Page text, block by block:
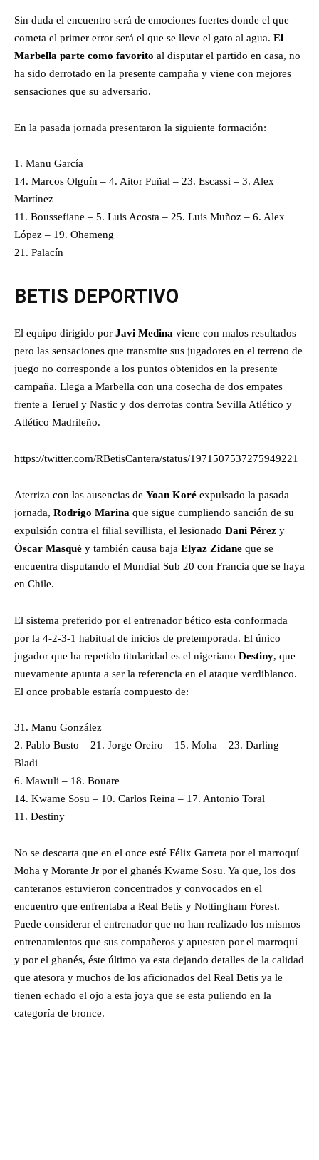
Sin duda el encuentro será de emociones fuertes donde el que
cometa el primer error será el que se lleve el gato al agua. El
Marbella parte como favorito al disputar el partido en casa, no
ha sido derrotado en la presente campaña y viene con mejores
sensaciones que su adversario.
En la pasada jornada presentaron la siguiente formación:
1. Manu García
14. Marcos Olguín – 4. Aitor Puñal – 23. Escassi – 3. Alex
Martínez
11. Boussefiane – 5. Luis Acosta – 25. Luis Muñoz – 6. Alex
López – 19. Ohemeng
21. Palacín
BETIS DEPORTIVO
El equipo dirigido por Javi Medina viene con malos resultados
pero las sensaciones que transmite sus jugadores en el terreno de
juego no corresponde a los puntos obtenidos en la presente
campaña. Llega a Marbella con una cosecha de dos empates
frente a Teruel y Nastic y dos derrotas contra Sevilla Atlético y
Atlético Madrileño.
https://twitter.com/RBetisCantera/status/1971507537275949221
Aterriza con las ausencias de Yoan Koré expulsado la pasada
jornada, Rodrigo Marina que sigue cumpliendo sanción de su
expulsión contra el filial sevillista, el lesionado Dani Pérez y
Óscar Masqué y también causa baja Elyaz Zidane que se
encuentra disputando el Mundial Sub 20 con Francia que se haya
en Chile.
El sistema preferido por el entrenador bético esta conformada
por la 4-2-3-1 habitual de inicios de pretemporada. El único
jugador que ha repetido titularidad es el nigeriano Destiny, que
nuevamente apunta a ser la referencia en el ataque verdiblanco.
El once probable estaría compuesto de:
31. Manu González
2. Pablo Busto – 21. Jorge Oreiro – 15. Moha – 23. Darling
Bladi
6. Mawuli – 18. Bouare
14. Kwame Sosu – 10. Carlos Reina – 17. Antonio Toral
11. Destiny
No se descarta que en el once esté Félix Garreta por el marroquí
Moha y Morante Jr por el ghanés Kwame Sosu. Ya que, los dos
canteranos estuvieron concentrados y convocados en el
encuentro que enfrentaba a Real Betis y Nottingham Forest.
Puede considerar el entrenador que no han realizado los mismos
entrenamientos que sus compañeros y apuesten por el marroquí
y por el ghanés, éste último ya esta dejando detalles de la calidad
que atesora y muchos de los aficionados del Real Betis ya le
tienen echado el ojo a esta joya que se esta puliendo en la
categoría de bronce.